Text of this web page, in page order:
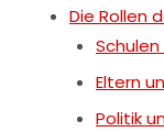
Die Rollen
Eltern
Politik